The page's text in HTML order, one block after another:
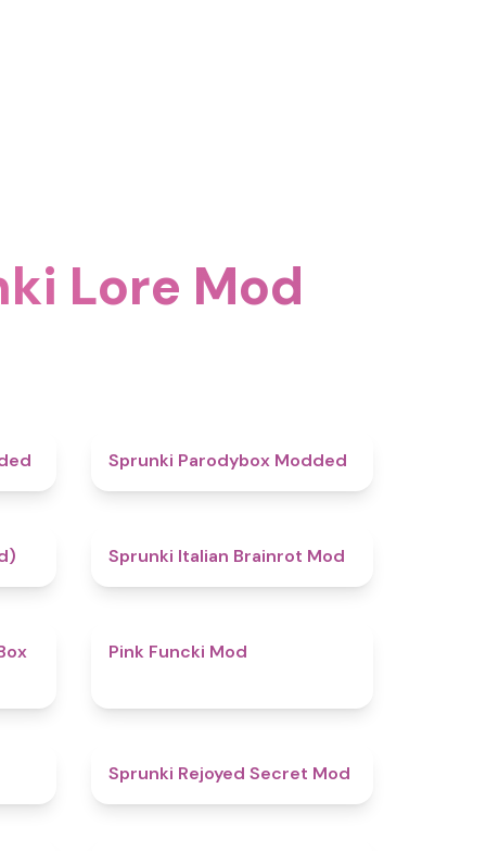
Lore Mod
4.5 4.8
Sprunki Parodybox Modded
4.4 4.8
Sprunki Italian Brainrot Mod
Pink Funcki Mod
4.5
Sprunki Rejoyed Secret Mod